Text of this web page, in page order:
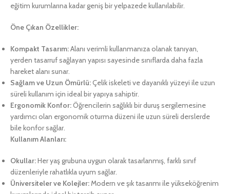
eğitim kurumlarına kadar geniş bir yelpazede kullanılabilir.
Öne Çıkan Özellikler:
Kompakt Tasarım:Alanı verimli kullanmanıza olanak tanıyan,
yerden tasarruf sağlayan yapısı sayesinde sınıflarda daha fazla
hareket alanı sunar.
Sağlam ve Uzun Ömürlü:Çelik iskeleti ve dayanıklı yüzeyi ile uzun
süreli kullanım için ideal bir yapıya sahiptir.
Ergonomik Konfor:Öğrencilerin sağlıklı bir duruş sergilemesine
yardımcı olan ergonomik oturma düzeni ile uzun süreli derslerde
bile konfor sağlar.
Kullanım Alanları:
Okullar:Her yaş grubuna uygun olarak tasarlanmış, farklı sınıf
düzenleriyle rahatlıkla uyum sağlar.
Üniversiteler ve Kolejler:Modern ve şık tasarımı ile yükseköğrenim